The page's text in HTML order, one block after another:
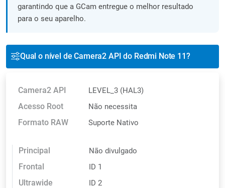
garantindo que a GCam entregue o melhor resultado
para o seu aparelho.
Qual o nível de Camera2 API do Redmi Note 11?
Camera2 API LEVEL_3 (HAL3)
Acesso Root Não necessita
Formato RAW Suporte Nativo
Principal Não divulgado
Frontal ID 1
Ultrawide ID 2